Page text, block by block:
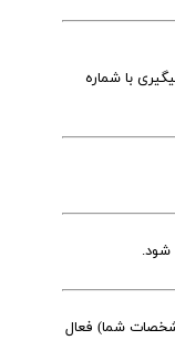
با شماره
شود.
شما) فعال